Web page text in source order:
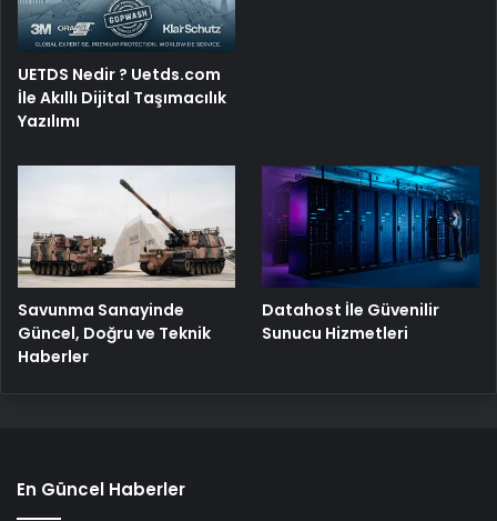
UETDS Nedir ? Uetds.com
İle Akıllı Dijital Taşımacılık
Yazılımı
Savunma Sanayinde
Güncel, Doğru ve Teknik
Haberler
Datahost İle Güvenilir
Sunucu Hizmetleri
En Güncel Haberler